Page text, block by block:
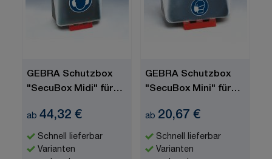
GEBRA Schutzbox
"SecuBox Midi" für
Gebotszeichen
"Gehörschutz
benutzen"
ab 44,32 €
Schnell lieferbar
Varianten
GEBRA Schutzbox
"SecuBox Mini" für
Gebotszeichen
"leichten Atemschutz
benutzen"
ab 20,67 €
Schnell lieferbar
Varianten